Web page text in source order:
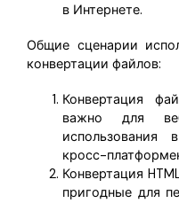
в Интернете.
Общие сценарии
конвертации файлов:
Конвертация
важно для
использования
кросс-
Конвертация
пригодные для